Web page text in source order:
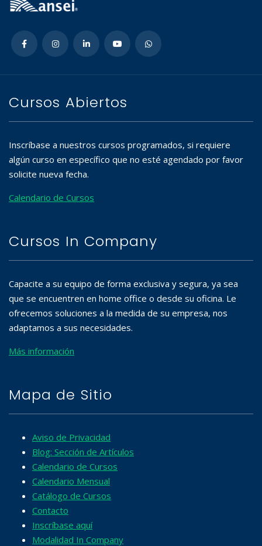
Cursos Abiertos
Inscríbase a nuestros cursos programados, si requiere
algún curso en específico que no esté agendado por favor
solicite nueva fecha.
Calendario de Cursos
Cursos In Company
Capacite a su equipo de forma exclusiva y segura, ya sea
que se encuentren en home office o desde su oficina. Le
ofrecemos soluciones a la medida de su empresa, nos
adaptamos a sus necesidades.
Más información
Mapa de Sitio
Aviso de Privacidad
Blog: Sección de Artículos
Calendario de Cursos
Calendario Mensual
Catálogo de Cursos
Contacto
Inscríbase aquí
Modalidad In Company